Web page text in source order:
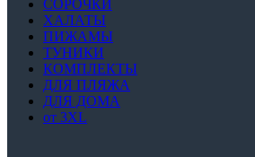
СОРОЧКИ
ХАЛАТЫ
ПИЖАМЫ
ТУНИКИ
КОМПЛЕКТЫ
ДЛЯ ПЛЯЖА
ДЛЯ ДОМА
от 3XL